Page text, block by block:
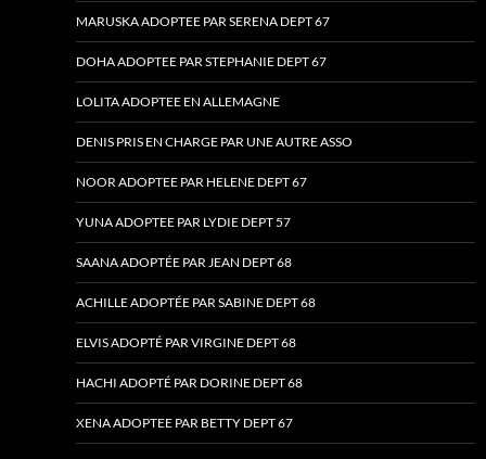
MARUSKA ADOPTEE PAR SERENA DEPT 67
DOHA ADOPTEE PAR STEPHANIE DEPT 67
LOLITA ADOPTEE EN ALLEMAGNE
DENIS PRIS EN CHARGE PAR UNE AUTRE ASSO
NOOR ADOPTEE PAR HELENE DEPT 67
YUNA ADOPTEE PAR LYDIE DEPT 57
SAANA ADOPTÉE PAR JEAN DEPT 68
ACHILLE ADOPTÉE PAR SABINE DEPT 68
ELVIS ADOPTÉ PAR VIRGINE DEPT 68
HACHI ADOPTÉ PAR DORINE DEPT 68
XENA ADOPTEE PAR BETTY DEPT 67